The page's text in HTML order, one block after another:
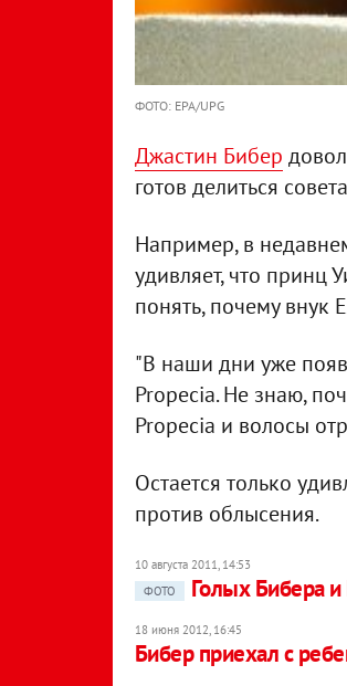
ФОТО: EPA/UPG
Джастин Бибер
готов делиться
Например, в
удивляет, что принц
понять, почему внук
"В наши дни уже
Propecia. Не знаю,
Propecia и волосы
Остается только
против облысения.
10 августа 2011, 14:53
ФОТО
Голых Бибера и
18 июня 2012, 16:45
Бибер приехал с